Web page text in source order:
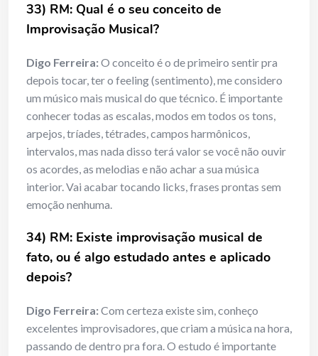
33) RM: Qual é o seu conceito de
Improvisação Musical?
Digo Ferreira:O conceito é o de primeiro sentir pra
depois tocar, ter o feeling (sentimento), me considero
um músico mais musical do que técnico. É importante
conhecer todas as escalas, modos em todos os tons,
arpejos, tríades, tétrades, campos harmônicos,
intervalos, mas nada disso terá valor se você não ouvir
os acordes, as melodias e não achar a sua música
interior. Vai acabar tocando licks, frases prontas sem
emoção nenhuma.
34) RM: Existe improvisação musical de
fato, ou é algo estudado antes e aplicado
depois?
Digo Ferreira:Com certeza existe sim, conheço
excelentes improvisadores, que criam a música na hora,
passando de dentro pra fora. O estudo é importante